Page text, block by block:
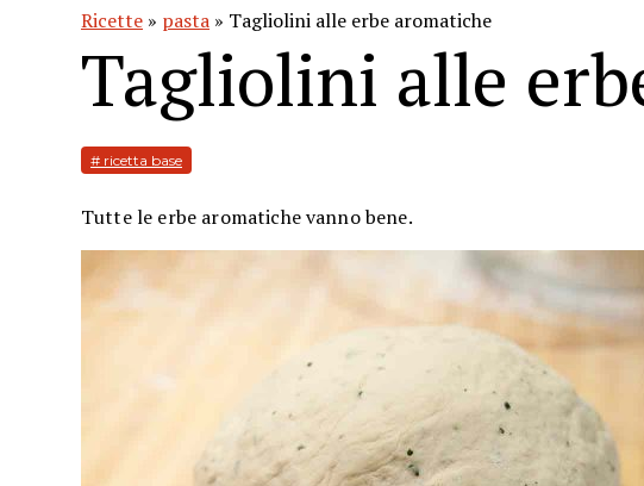
Ricette » pasta » Tagliolini alle erbe aromatiche
Tagliolini alle
# ricetta base
Tutte le erbe aromatiche vanno bene.